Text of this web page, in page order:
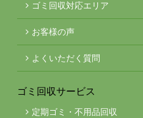
ゴミ回収対応エリア
お客様の声
よくいただく質問
ゴミ回収サービス
定期ゴミ・不用品回収